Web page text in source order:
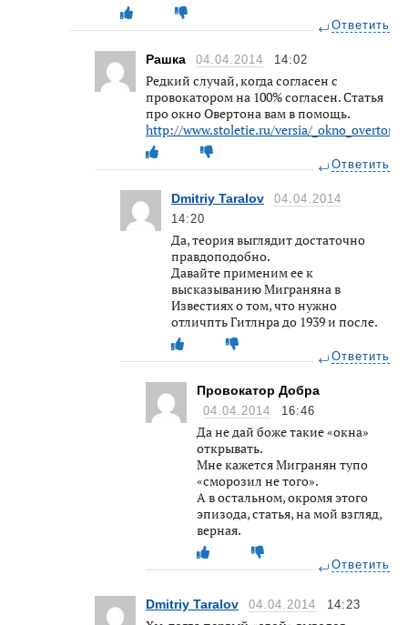
Ответить
Рашка 04.04.2014 14:02
Редкий случай, когда согласен с
провокатором на 100% согласен. Статья
про окно Овертона вам в помощь.
http://www.stoletie.ru/versia/
Ответить
Dmitriy Taralov
04.04.2014
14:20
Да, теория выглядит достаточно
правдоподобно.
Давайте применим ее к
высказыванию Миграняна в
Известиях о том, что нужно
отличпть Гитлнра до 1939 и после.
Ответить
Провокатор Добра
04.04.2014 16:46
Да не дай боже такие «окна»
открывать.
Мне кажется Мигранян тупо
«сморозил не того».
А в остальном, окромя этого
эпизода, статья, на мой взгляд,
верная.
Ответить
Dmitriy Taralov 04.04.2014 14:23